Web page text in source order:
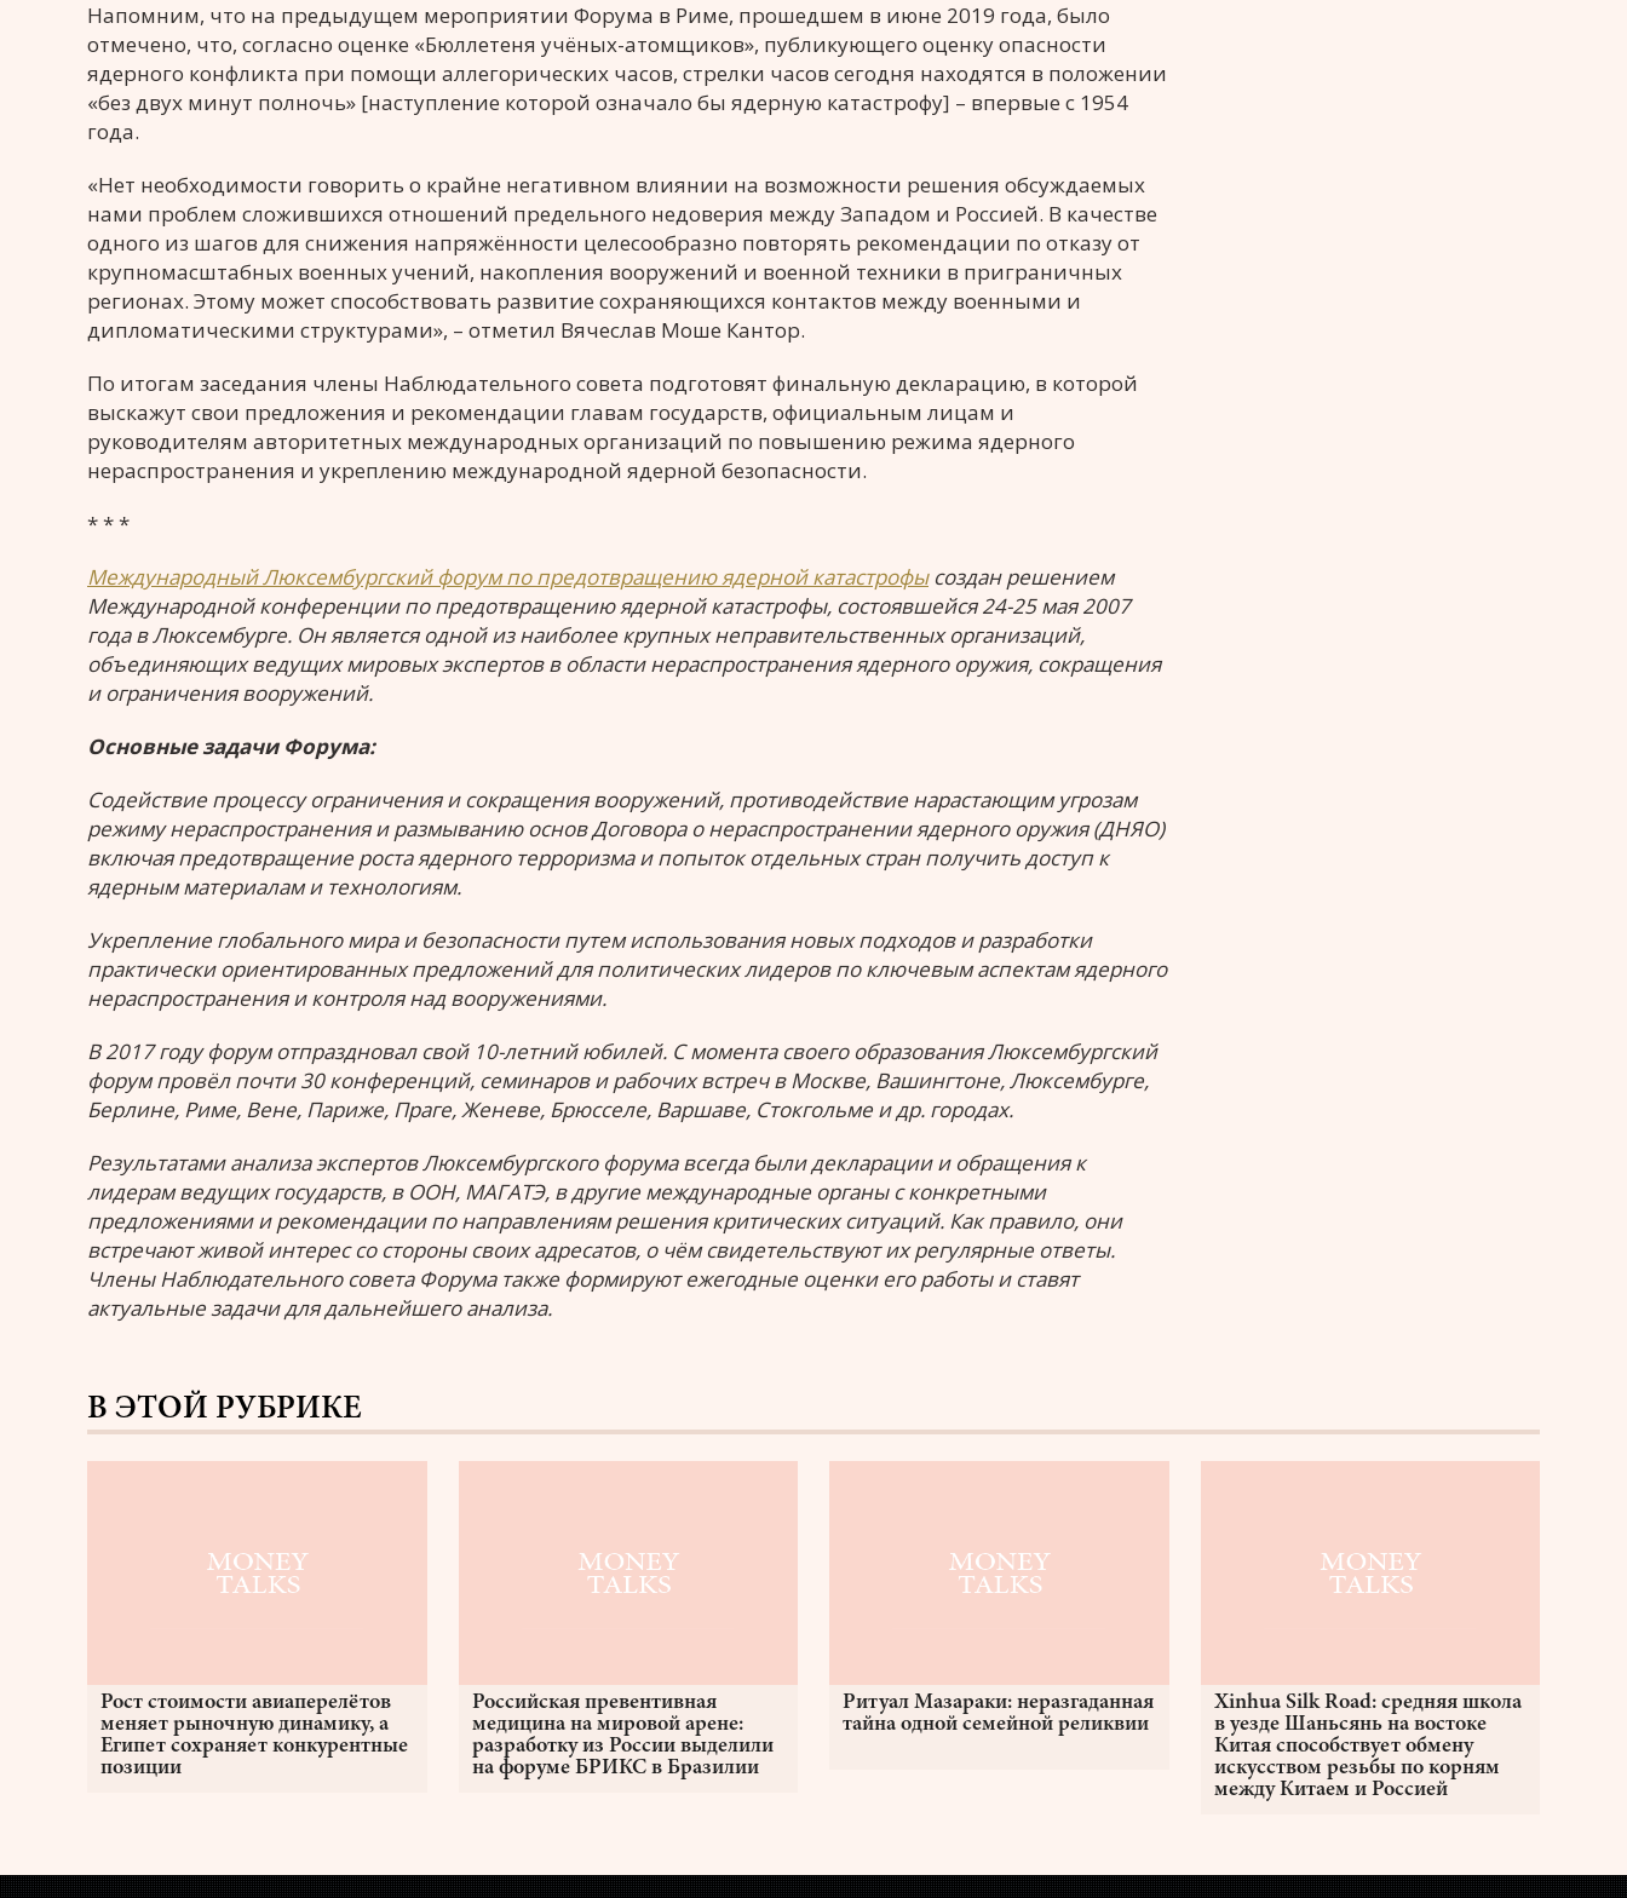
Напомним, что на предыдущем мероприятии Форума в Риме, прошедшем в июне 2019 года, было
отмечено, что, согласно оценке «Бюллетеня учёных-атомщиков», публикующего оценку опасности
ядерного конфликта при помощи аллегорических часов, стрелки часов сегодня находятся в положении
«без двух минут полночь» [наступление которой означало бы ядерную катастрофу] – впервые с 1954
года.
«Нет необходимости говорить о крайне негативном влиянии на возможности решения обсуждаемых
нами проблем сложившихся отношений предельного недоверия между Западом и Россией. В качестве
одного из шагов для снижения напряжённости целесообразно повторять рекомендации по отказу от
крупномасштабных военных учений, накопления вооружений и военной техники в приграничных
регионах. Этому может способствовать развитие сохраняющихся контактов между военными и
дипломатическими структурами», – отметил Вячеслав Моше Кантор.
По итогам заседания члены Наблюдательного совета подготовят финальную декларацию, в которой
выскажут свои предложения и рекомендации главам государств, официальным лицам и
руководителям авторитетных международных организаций по повышению режима ядерного
нераспространения и укреплению международной ядерной безопасности.
* * *
Международный Люксембургский форум по предотвращению ядерной катастрофысоздан решением
Международной конференции по предотвращению ядерной катастрофы, состоявшейся 24-25 мая 2007
года в Люксембурге. Он является одной из наиболее крупных неправительственных организаций,
объединяющих ведущих мировых экспертов в области нераспространения ядерного оружия, сокращения
и ограничения вооружений.
Основные задачи Форума:
Содействие процессу ограничения и сокращения вооружений, противодействие нарастающим угрозам
режиму нераспространения и размыванию основ Договора о нераспространении ядерного оружия (ДНЯО)
включая предотвращение роста ядерного терроризма и попыток отдельных стран получить доступ к
ядерным материалам и технологиям.
Укрепление глобального мира и безопасности путем использования новых подходов и разработки
практически ориентированных предложений для политических лидеров по ключевым аспектам ядерного
нераспространения и контроля над вооружениями.
В 2017 году форум отпраздновал свой 10-летний юбилей. С момента своего образования Люксембургский
форум провёл почти 30 конференций, семинаров и рабочих встреч в Москве, Вашингтоне, Люксембурге,
Берлине, Риме, Вене, Париже, Праге, Женеве, Брюсселе, Варшаве, Стокгольме и др. городах.
Результатами анализа экспертов Люксембургского форума всегда были декларации и обращения к
лидерам ведущих государств, в ООН, МАГАТЭ, в другие международные органы с конкретными
предложениями и рекомендации по направлениям решения критических ситуаций. Как правило, они
встречают живой интерес со стороны своих адресатов, о чём свидетельствуют их регулярные ответы.
Члены Наблюдательного совета Форума также формируют ежегодные оценки его работы и ставят
актуальные задачи для дальнейшего анализа.
В ЭТОЙ РУБРИКЕ
Рост стоимости авиаперелётов
меняет рыночную динамику, а
Египет сохраняет конкурентные
позиции
Российская превентивная
медицина на мировой арене:
разработку из России выделили
на форуме БРИКС в Бразилии
Ритуал Мазараки: неразгаданная
тайна одной семейной реликвии
Xinhua Silk Road: средняя школа
в уезде Шаньсянь на востоке
Китая способствует обмену
искусством резьбы по корням
между Китаем и Россией